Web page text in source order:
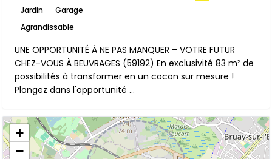
Jardin
Garage
Agrandissable
UNE OPPORTUNITÉ À NE PAS MANQUER – VOTRE FUTUR
CHEZ-VOUS À BEUVRAGES (59192) En exclusivité 83 m² de
possibilités à transformer en un cocon sur mesure !
Plongez dans l'opportunité ...
+
−